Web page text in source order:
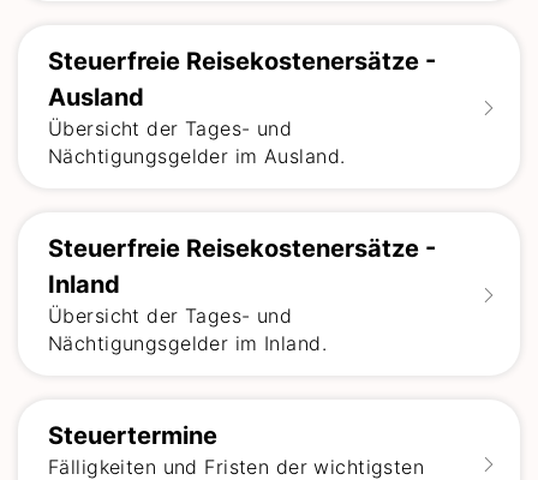
Steuerfreie Reisekostenersätze -
Ausland
Übersicht der Tages- und
Nächtigungsgelder im Ausland.
Steuerfreie Reisekostenersätze -
Inland
Übersicht der Tages- und
Nächtigungsgelder im Inland.
Steuertermine
Fälligkeiten und Fristen der wichtigsten